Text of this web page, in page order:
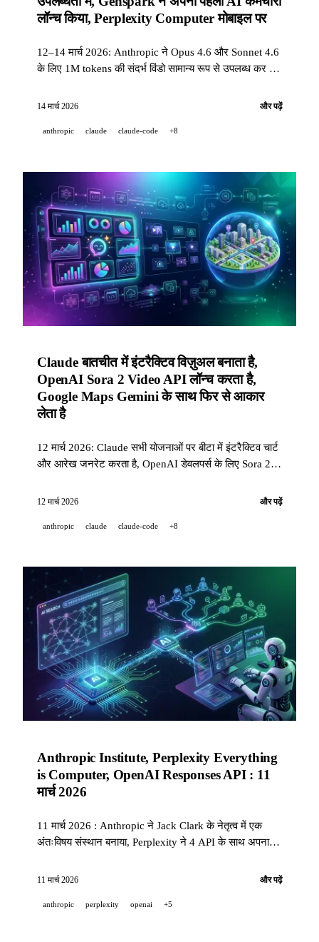
लॉन्च किया, Perplexity Computer मोबाइल पर
12–14 मार्च 2026: Anthropic ने Opus 4.6 और Sonnet 4.6
के लिए 1M tokens की संदर्भ विंडो सामान्य रूप से उपलब्ध कर दी,
का खुलासा किया और 385M$ जुटाए, Perplexity Computer
14 मार्च 2026 और पढ़ें
anthropic claude claude-code +8
Claude बातचीत में इंटरैक्टिव विज़ुअल बनाता है,
OpenAI Sora 2 Video API लॉन्च करता है,
Google Maps Gemini के साथ फिर से आकार
लेता है
12 मार्च 2026: Claude सभी योजनाओं पर बीटा में इंटरैक्टिव चार्ट
और आरेख जनरेट करता है, OpenAI डेवलपर्स के लिए Sora 2 के
साथ दस वर्षों में सबसे बड़ा अपडेट मिलता है।
12 मार्च 2026 और पढ़ें
anthropic claude claude-code +8
Anthropic Institute, Perplexity Everything
is Computer, OpenAI Responses API : 11
मार्च 2026
11 मार्च 2026 : Anthropic ने Jack Clark के नेतृत्व में एक
अंतःविषय संस्थान बनाया, Perplexity ने 4 API के साथ अपना
Responses API को पूर्ण कंप्यूटिंग वातावरण दिया, और Meta ने
11 मार्च 2026 और पढ़ें
anthropic perplexity openai +5